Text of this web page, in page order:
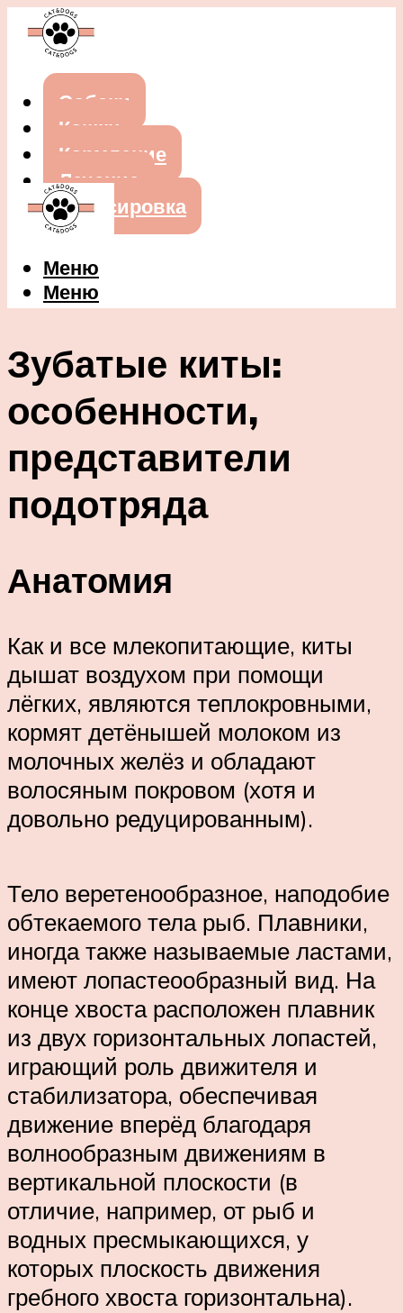
Собаки
Кошки
Кормление
Лечение
Дрессировка
Меню
Меню
Зубатые киты:
особенности,
представители
подотряда
Анатомия
Как и все млекопитающие, киты
дышат воздухом при помощи
лёгких, являются теплокровными,
кормят детёнышей молоком из
молочных желёз и обладают
волосяным покровом (хотя и
довольно редуцированным).
Тело веретенообразное, наподобие
обтекаемого тела рыб. Плавники,
иногда также называемые ластами,
имеют лопастеообразный вид. На
конце хвоста расположен плавник
из двух горизонтальных лопастей,
играющий роль движителя и
стабилизатора, обеспечивая
движение вперёд благодаря
волнообразным движениям в
вертикальной плоскости (в
отличие, например, от рыб и
водных пресмыкающихся, у
которых плоскость движения
гребного хвоста горизонтальна).